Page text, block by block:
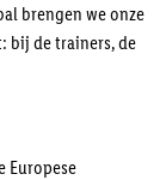
brengen we onze
bij de trainers, de
Europese